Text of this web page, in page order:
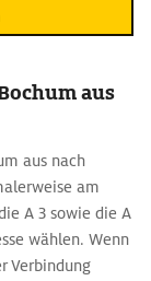
aus
aus nach
am
A 3 sowie die A
wählen. Wenn
Verbindung